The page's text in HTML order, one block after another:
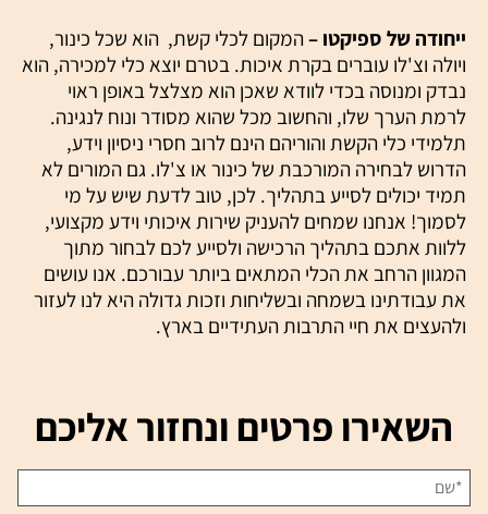
ייחודה של ספיקטו –המקום לכלי קשת, הוא שכל כינור,
ויולה וצ'לו עוברים בקרת איכות. בטרם יוצא כלי למכירה, הוא
נבדק ומנוסה בכדי לוודא שאכן הוא מצלצל באופן ראוי
לרמת הערך שלו, והחשוב מכל שהוא מסודר ונוח לנגינה.
תלמידי כלי הקשת והוריהם הינם לרוב חסרי ניסיון וידע,
הדרוש לבחירה המורכבת של כינור או צ'לו. גם המורים לא
תמיד יכולים לסייע בתהליך. לכן, טוב לדעת שיש על מי
לסמוך! אנחנו שמחים להעניק שירות איכותי וידע מקצועי,
ללוות אתכם בתהליך הרכישה ולסייע לכם לבחור מתוך
המגוון הרחב את הכלי המתאים ביותר עבורכם. אנו עושים
את עבודתינו בשמחה ובשליחות וזכות גדולה היא לנו לעזור
ולהעצים את חיי התרבות העתידיים בארץ.
השאירו פרטים ונחזור אליכם